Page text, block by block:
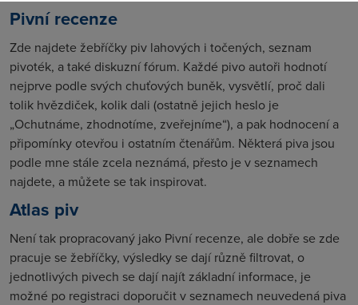
Pivní recenze
Zde najdete žebříčky piv lahových i točených, seznam
pivoték, a také diskuzní fórum. Každé pivo autoři hodnotí
nejprve podle svých chuťových buněk, vysvětlí, proč dali
tolik hvězdiček, kolik dali (ostatně jejich heslo je
„Ochutnáme, zhodnotíme, zveřejníme“), a pak hodnocení a
připomínky otevřou i ostatním čtenářům. Některá piva jsou
podle mne stále zcela neznámá, přesto je v seznamech
najdete, a můžete se tak inspirovat.
Atlas piv
Není tak propracovaný jako Pivní recenze, ale dobře se zde
pracuje se žebříčky, výsledky se dají různě filtrovat, o
jednotlivých pivech se dají najít základní informace, je
možné po registraci doporučit v seznamech neuvedená piva